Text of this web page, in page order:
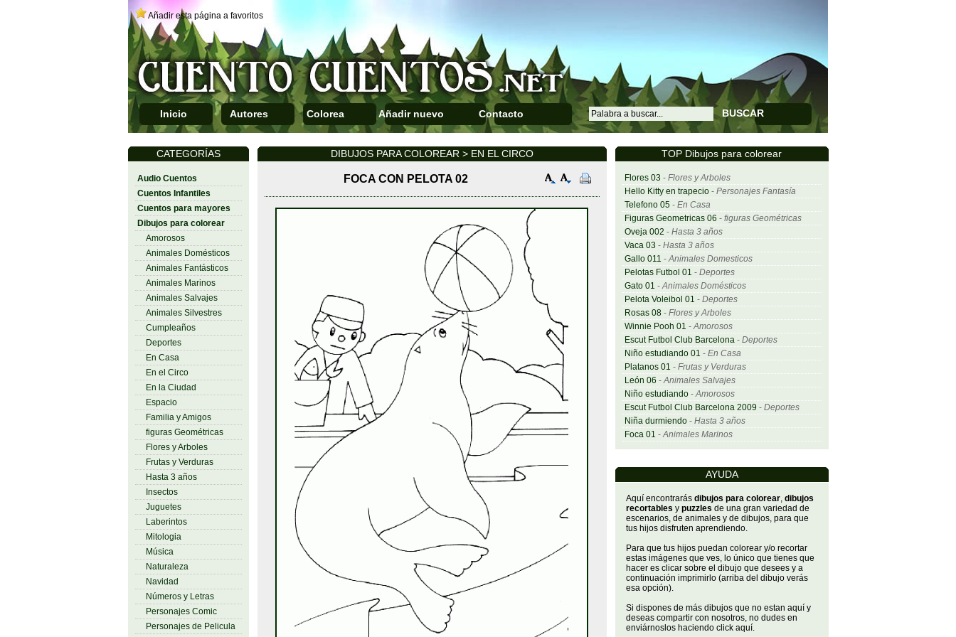
Añadir esta página a favoritos
Inicio Autores Colorea Añadir nuevo Contacto BUSCAR
TOP Dibujos para colorear
Flores 03 - Flores y Arboles
Hello Kitty en trapecio- Personajes Fantasía
Telefono 05- En Casa
Figuras Geometricas 06 - figuras Geométricas
Oveja 002 - Hasta 3 años
Vaca 03 - Hasta 3 años
Gallo 011 -Animales Domesticos
Pelotas Futbol 01 - Deportes
Gato 01 -Animales Domésticos
Pelota Voleibol 01 - Deportes
Rosas 08- Flores y Arboles
Winnie Pooh 01 -Amorosos
Escut Futbol Club Barcelona- Deportes
Niño estudiando 01 - En Casa
Platanos 01 - Frutas y Verduras
León 06 -Animales Salvajes
Niño estudiando-Amorosos
Escut Futbol Club Barcelona 2009 - Deportes
Niña durmiendo- Hasta 3 años
Foca 01 -Animales Marinos
AYUDA
Aquí encontrarás dibujos para colorear, dibujos
recortables y puzzles de una gran variedad de
escenarios, de animales y de dibujos, para que
tus hijos disfruten aprendiendo.
Para que tus hijos puedan colorear y/o recortar
estas imágenes que ves, lo único que tienes que
hacer es clicar sobre el dibujo que desees y a
continuación imprimirlo (arriba del dibujo verás
esa opción).
Si dispones de más dibujos que no estan aquí y
deseas compartir con nosotros, no dudes en
enviárnoslos haciendo click aquí.
CATEGORÍAS
Audio Cuentos
Cuentos Infantiles
Cuentos para mayores
Dibujos para colorear
Amorosos
Animales Domésticos
Animales Fantásticos
Animales Marinos
Animales Salvajes
Animales Silvestres
Cumpleaños
Deportes
En Casa
En el Circo
En la Ciudad
Espacio
Familia y Amigos
figuras Geométricas
Flores y Arboles
Frutas y Verduras
Hasta 3 años
Insectos
Juguetes
Laberintos
Mitologia
Música
Naturaleza
Navidad
Números y Letras
Personajes Comic
Personajes de Pelicula
DIBUJOS PARA COLOREAR > EN EL CIRCO
FOCA CON PELOTA 02